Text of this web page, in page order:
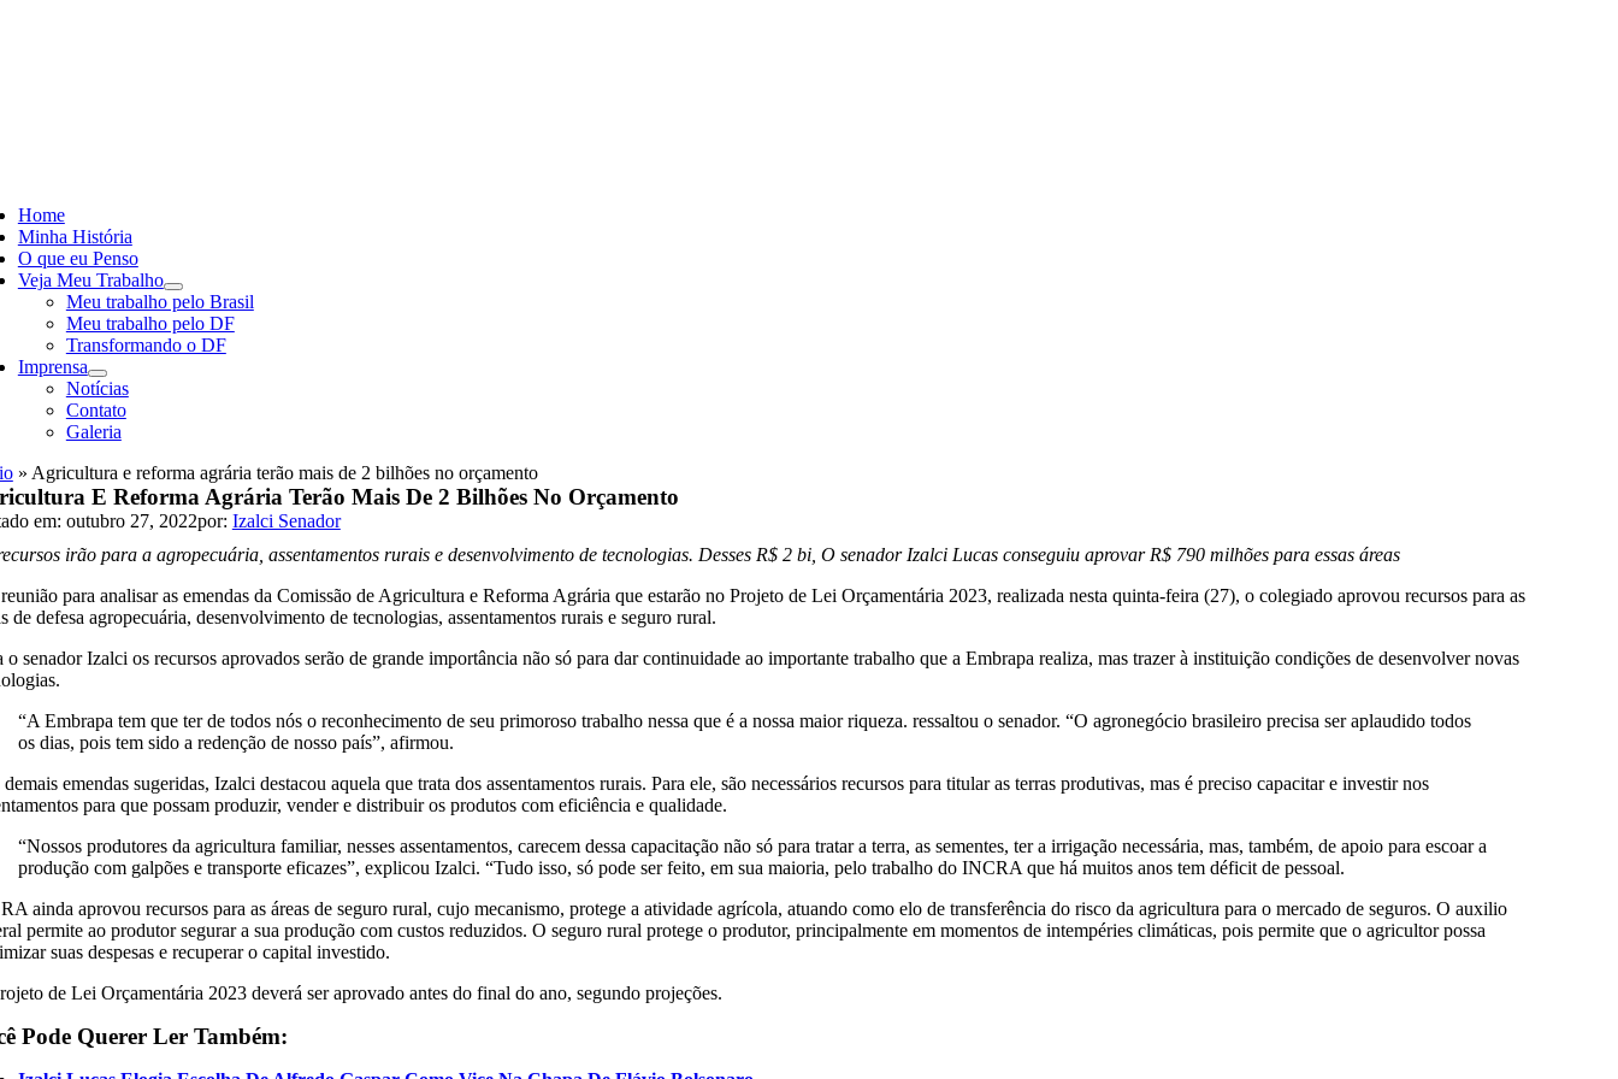
Home
Minha História
O que eu Penso
Veja Meu Trabalho
Meu trabalho pelo Brasil
Meu trabalho pelo DF
Transformando o DF
Imprensa
Notícias
Contato
Galeria
» Agricultura e reforma agrária terão mais de 2 bilhões no orçamento
E Reforma Agrária Terão Mais De 2 Bilhões No Orçamento
em: outubro 27, 2022por: Izalci Senador
irão para a agropecuária, assentamentos rurais e desenvolvimento de tecnologias. Desses R$ 2 bi, O senador Izalci Lucas conseguiu aprovar R$ 790 milhões para essas áreas
para analisar as emendas da Comissão de Agricultura e Reforma Agrária que estarão no Projeto de Lei Orçamentária 2023, realizada nesta quinta-feira (27), o colegiado aprovou recursos para as
de defesa agropecuária, desenvolvimento de tecnologias, assentamentos rurais e seguro rural.
o senador Izalci os recursos aprovados serão de grande importância não só para dar continuidade ao importante trabalho que a Embrapa realiza, mas trazer à instituição condições de desenvolver novas
“A Embrapa tem que ter de todos nós o reconhecimento de seu primoroso trabalho nessa que é a nossa maior riqueza. ressaltou o senador. “O agronegócio brasileiro precisa ser aplaudido todos
os dias, pois tem sido a redenção de nosso país”, afirmou.
emendas sugeridas, Izalci destacou aquela que trata dos assentamentos rurais. Para ele, são necessários recursos para titular as terras produtivas, mas é preciso capacitar e investir nos
para que possam produzir, vender e distribuir os produtos com eficiência e qualidade.
“Nossos produtores da agricultura familiar, nesses assentamentos, carecem dessa capacitação não só para tratar a terra, as sementes, ter a irrigação necessária, mas, também, de apoio para escoar a
produção com galpões e transporte eficazes”, explicou Izalci. “Tudo isso, só pode ser feito, em sua maioria, pelo trabalho do INCRA que há muitos anos tem déficit de pessoal.
ainda aprovou recursos para as áreas de seguro rural, cujo mecanismo, protege a atividade agrícola, atuando como elo de transferência do risco da agricultura para o mercado de seguros. O auxilio
permite ao produtor segurar a sua produção com custos reduzidos. O seguro rural protege o produtor, principalmente em momentos de intempéries climáticas, pois permite que o agricultor possa
suas despesas e recuperar o capital investido.
de Lei Orçamentária 2023 deverá ser aprovado antes do final do ano, segundo projeções.
Pode Querer Ler Também: